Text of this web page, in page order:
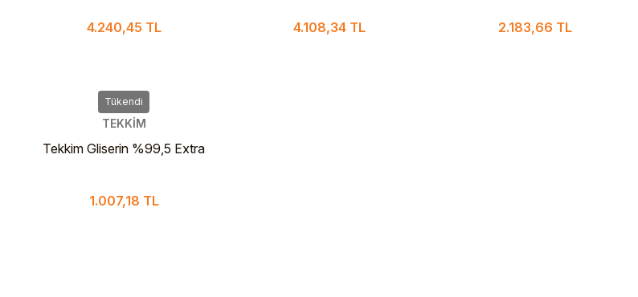
4.240,45 TL 4.108,34 TL 2.183,66 TL
Tükendi
TEKKİM
Tekkim Gliserin %99,5 Extra
1.007,18 TL